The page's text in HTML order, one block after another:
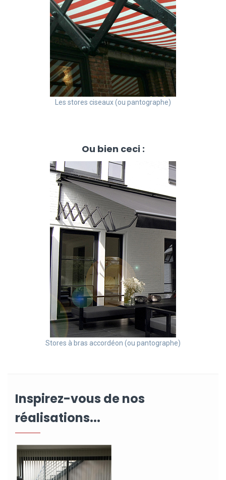
Les stores ciseaux (ou pantographe)
Ou bien ceci :
Stores à bras accordéon (ou pantographe)
Inspirez-vous de nos
réalisations...